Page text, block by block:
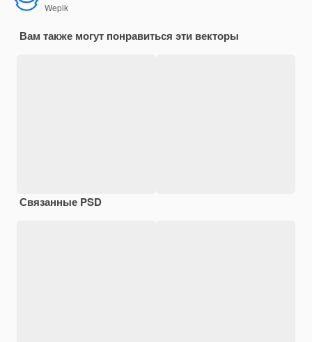
Wepik
Вам также могут понравиться эти векторы
Связанные PSD